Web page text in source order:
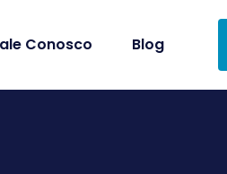
Conosco Blog